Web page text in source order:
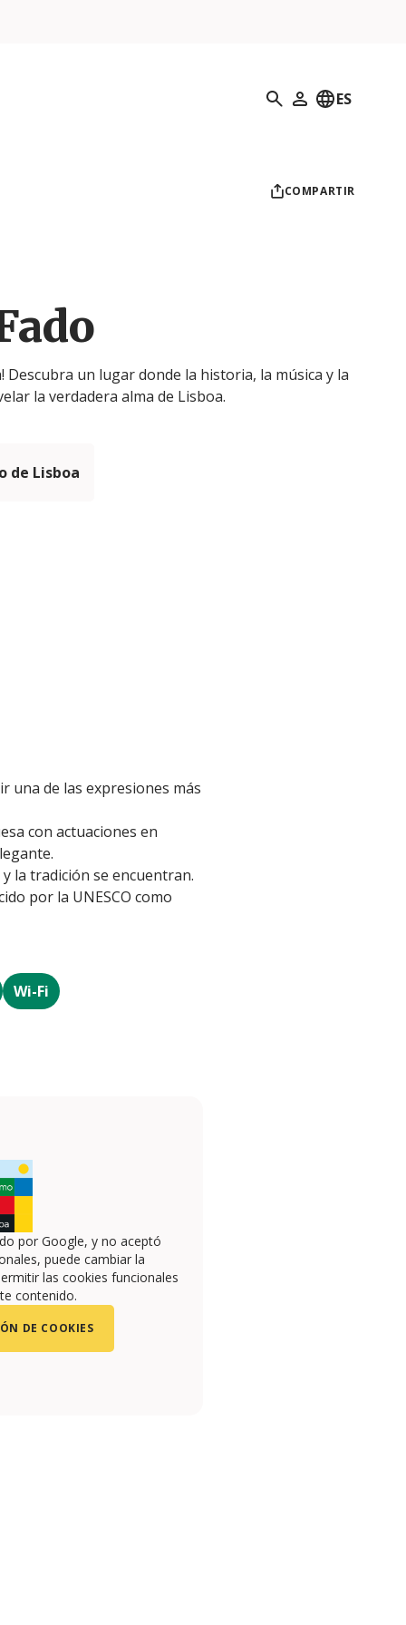
Búsqueda
Mi perfil
ES
COMPARTIR
Descubra un lugar donde la historia, la música y la
la verdadera alma de Lisboa.
de Lisboa
una de las expresiones más
con actuaciones en
la tradición se encuentran.
por la UNESCO como
Wi-Fi
por Google, y no aceptó
puede cambiar la
las cookies funcionales
contenido.
DE COOKIES